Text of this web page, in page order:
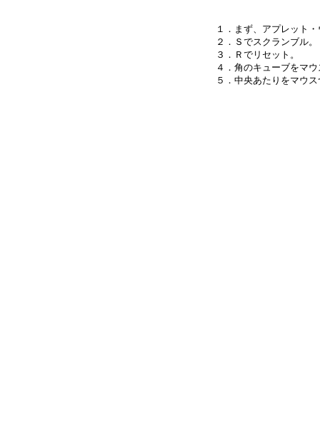
１．まず、アプレット
２．Ｓでスクランブル。
３．Ｒでリセット。
４．角のキューブをマ